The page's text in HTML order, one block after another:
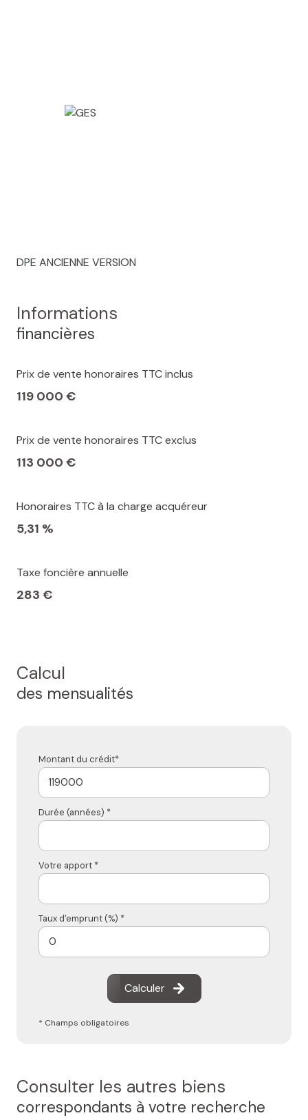
DPE ANCIENNE VERSION
Informations
financières
Prix de vente honoraires TTC inclus
119 000 €
Prix de vente honoraires TTC exclus
113 000 €
Honoraires TTC à la charge acquéreur
5,31 %
Taxe foncière annuelle
283 €
Calcul
des mensualités
Montant du crédit*
Durée (années) *
Votre apport *
Taux d'emprunt (%) *
Calculer
* Champs obligatoires
Consulter les autres biens
correspondants à votre recherche